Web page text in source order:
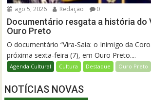
ago 5, 2026 Redação 0
Documentário resgata a história do
Ouro Preto
O documentário “Vira-Saia: o Inimigo da
próxima sexta-feira (7), em Ouro Preto....
Agenda Cultural Cultura Destaque Ouro Preto
NOTÍCIAS NOVAS